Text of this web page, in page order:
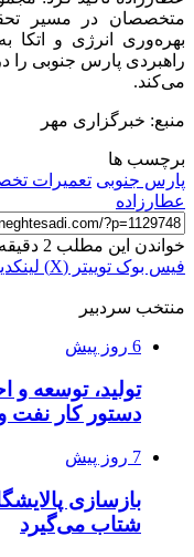
متخصصان در مسیر تحقق
بهره‌وری انرژی و اتکا
راهبردی پارس جنوبی را
می‌کند.
منبع: خبرگزاری مهر
برچسب ها
پارس جنوبی تعمیرات
عطارزاده
خواندن این مطلب 2 دقیقه زمان میبرد
فیس بوک توییتر (X)
منتخب سردبیر
6 روز پیش
تولید، توسعه
دستور کار نفت
7 روز پیش
بازسازی
شتاب می‌گیرد